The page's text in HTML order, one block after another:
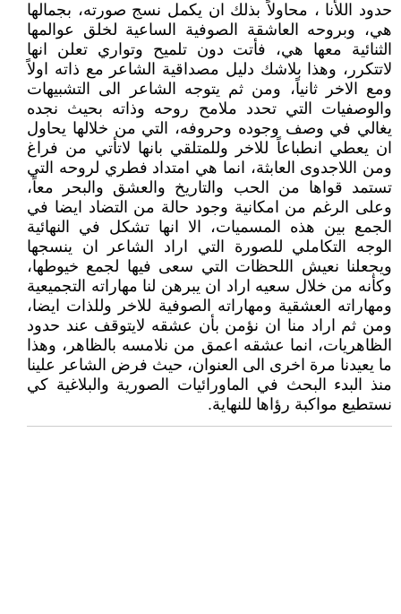
حدود اللأنا ، محاولاً بذلك ان يكمل نسج صورته، بجمالها
هي، وبروحه العاشقة الصوفية الساعية لخلق عوالمها
الثنائية معها هي، فأتت دون تلميح وتواري تعلن انها
لاتتكرر، وهذا بلاشك دليل مصداقية الشاعر مع ذاته اولاً
ومع الاخر ثانياً، ومن ثم يتوجه الشاعر الى التشبيهات
والوصفيات التي تحدد ملامح روحه وذاته بحيث نجده
يغالي في وصف وجوده وحروفه، التي من خلالها يحاول
ان يعطي انطباعاً للاخر وللمتلقي بانها لاتأتي من فراغ
ومن اللاجدوى العابثة، انما هي امتداد فطري لروحه التي
تستمد قواها من الحب والتاريخ والعشق والبحر معاً،
وعلى الرغم من امكانية وجود حالة من التضاد ايضا في
الجمع بين هذه المسميات، الا انها تشكل في النهائية
الوجه التكاملي للصورة التي اراد الشاعر ان ينسجها
ويجعلنا نعيش اللحظات التي سعى فيها لجمع خيوطها،
وكأنه من خلال سعيه اراد ان يبرهن لنا مهاراته التجميعية
ومهاراته العشقية ومهاراته الصوفية للاخر وللذات ايضا،
ومن ثم اراد منا ان نؤمن بأن عشقه لايتوقف عند حدود
الظاهريات، انما عشقه اعمق من نلامسه بالظاهر، وهذا
ما يعيدنا مرة اخرى الى العنوان، حيث فرض الشاعر علينا
منذ البدء البحث في الماورائيات الصورية والبلاغية كي
نستطيع مواكبة رؤاها للنهاية.